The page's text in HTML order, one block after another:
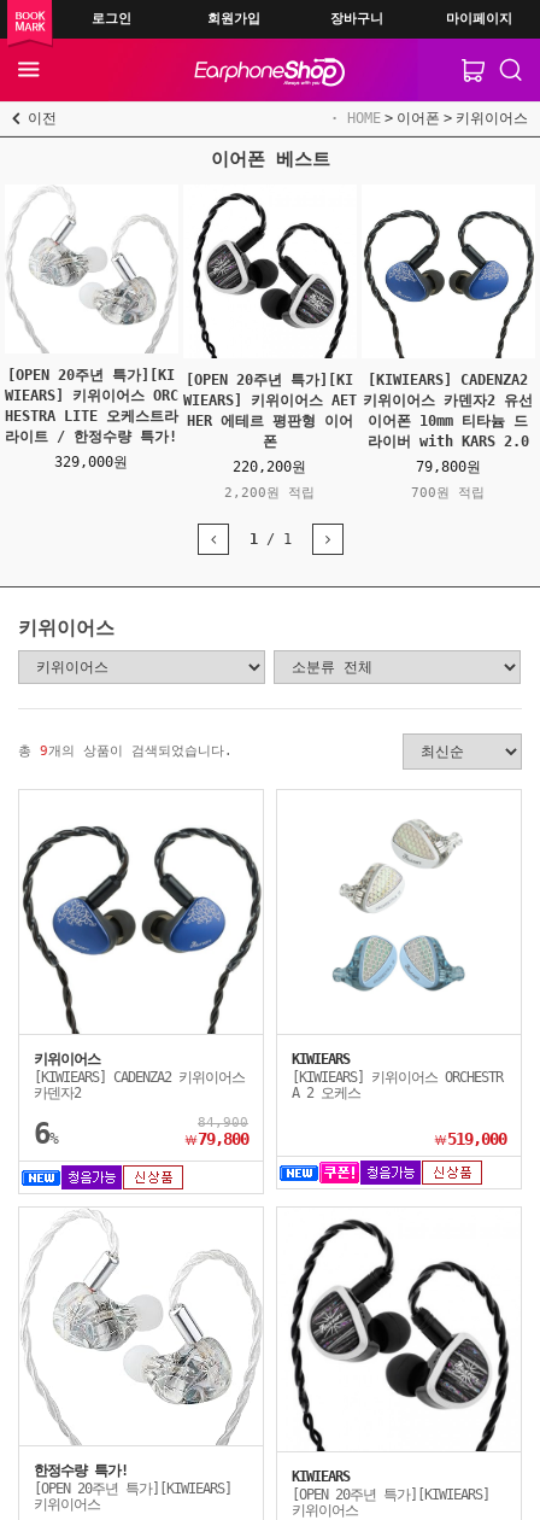
로그인 회원가입 장바구니 마이페이지
이전 HOME 이어폰 키위이어스
이어폰 베스트
[OPEN 20주년 특가][KI
WIEARS] 키위이어스 ORC
HESTRA LITE 오케스트라
라이트 / 한정수량 특가!
329,000원
[OPEN 20주년 특가][KI
WIEARS] 키위이어스 AET
HER 에테르 평판형 이어
폰
220,200원
2,200원 적립
[KIWIEARS] CADENZA2
키위이어스 카덴자2 유선
이어폰 10mm 티타늄 드
라이버 with KARS 2.0
79,800원
700원 적립
1/ 1
키위이어스
총 9개의 상품이 검색되었습니다.
키위이어스
[KIWIEARS] CADENZA2 키위이어스
카덴자2
6%
84,900
￦79,800
KIWIEARS
[KIWIEARS] 키위이어스 ORCHESTR
A 2 오케스
￦519,000
한정수량 특가!
[OPEN 20주년 특가][KIWIEARS]
키위이어스
KIWIEARS
[OPEN 20주년 특가][KIWIEARS]
키위이어스